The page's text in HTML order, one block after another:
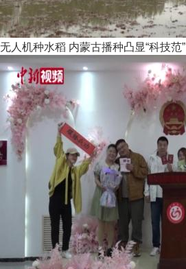
无人机种水稻 内蒙古播种凸显“科技范”